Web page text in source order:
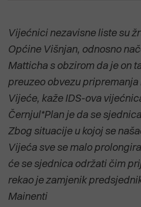
Vijećnici nezavisne liste su
Općine Višnjan, odnosno
Matticha s obzirom da je on
preuzeo obvezu
Vijeće, kaže IDS-ova
Černjul*Plan je da se
Zbog situacije u kojoj se
Vijeća sve se malo
će se sjednica održati čim
rekao je zamjenik
Mainenti